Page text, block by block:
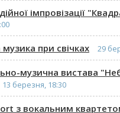
імпровізації
музика при свічках 29
музична вистава
13 березня, 18:30
з вокальним